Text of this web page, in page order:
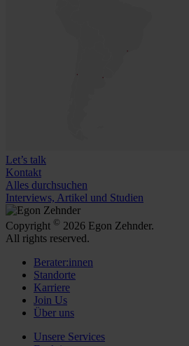
Let’s talk
Kontakt
Alles durchsuchen
Interviews, Artikel und Studien
Copyright © 2026 Egon Zehnder.
All rights reserved.
Berater:innen
Standorte
Karriere
Join Us
Über uns
Unsere Services